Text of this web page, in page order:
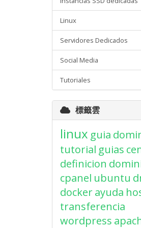
Linux
Servidores Dedicados
Social Media
Tutoriales
標籤雲
linux guia
tutorial guias
definicion
cpanel ubuntu
dockerayuda
transferencia
wordpress